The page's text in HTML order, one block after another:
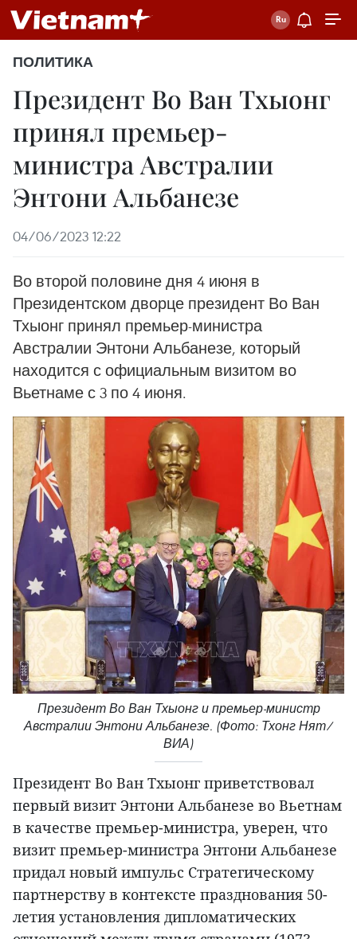
ПОЛИТИКА
Президент Во Ван Тхыонг
принял премьер-
министра Австралии
Энтони Альбанезе
04/06/2023 12:22
Во второй половине дня 4 июня в
Президентском дворце президент Во Ван
Тхыонг принял премьер-министра
Австралии Энтони Альбанезе, который
находится с официальным визитом во
Вьетнаме с 3 по 4 июня.
Президент Во Ван Тхыонг и премьер-министр
Австралии Энтони Альбанезе. (Фото: Тхонг Нят/
ВИА)
Президент Во Ван Тхыонг приветствовал
первый визит Энтони Альбанезе во Вьетнам
в качестве премьер-министра, уверен, что
визит премьер-министра Энтони Альбанезе
придал новый импульс Стратегическому
партнерству в контексте празднования 50-
летия установления дипломатических